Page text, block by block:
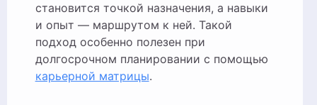
становится точкой назначения, а навыки
и опыт — маршрутом к ней. Такой
подход особенно полезен при
долгосрочном планировании с помощью
карьерной матрицы.